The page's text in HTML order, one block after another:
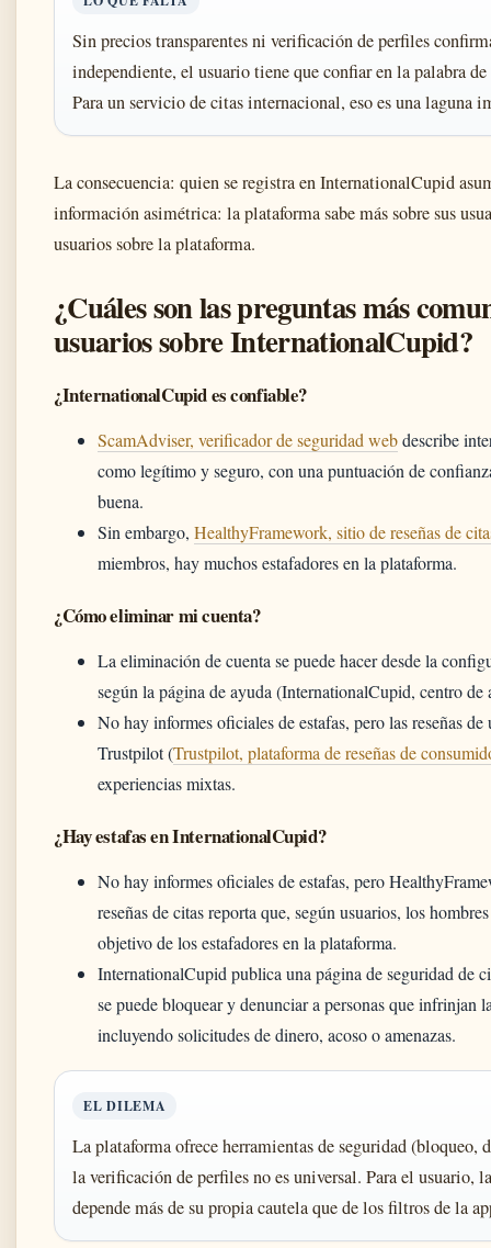
Sin precios transparentes ni verificación de perfiles
independiente, el usuario tiene que confiar en la palabra
Para un servicio de citas internacional, eso es una laguna
La consecuencia: quien se registra en InternationalCupid
información asimétrica: la plataforma sabe más sobre sus
usuarios sobre la plataforma.
¿Cuáles son las preguntas más
usuarios sobre InternationalCupid?
¿InternationalCupid es confiable?
ScamAdviser, verificador de seguridad webdescribe
como legítimo y seguro, con una puntuación de
buena.
Sin embargo, HealthyFramework, sitio de reseñas de
miembros, hay muchos estafadores en la plataforma.
¿Cómo eliminar mi cuenta?
La eliminación de cuenta se puede hacer desde la
según la página de ayuda (InternationalCupid, centro de
No hay informes oficiales de estafas, pero las reseñas de
Trustpilot (Trustpilot, plataforma de reseñas de
experiencias mixtas.
¿Hay estafas en InternationalCupid?
No hay informes oficiales de estafas, pero
reseñas de citas reporta que, según usuarios, los
objetivo de los estafadores en la plataforma.
InternationalCupid publica una página de seguridad de
se puede bloquear y denunciar a personas que infrinjan
incluyendo solicitudes de dinero, acoso o amenazas.
EL DILEMA
La plataforma ofrece herramientas de seguridad (bloqueo,
la verificación de perfiles no es universal. Para el usuario,
depende más de su propia cautela que de los filtros de la